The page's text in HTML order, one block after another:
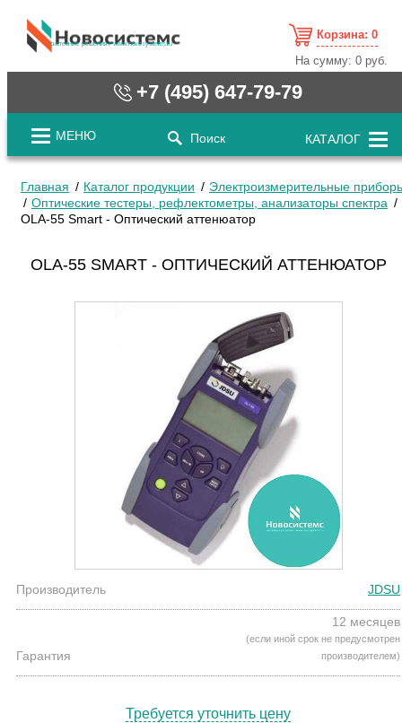
cистемные решения / www.novosystems.ru
Корзина: 0
На сумму:0 руб.
+7 (495) 647-79-79
МЕНЮ Поиск КАТАЛОГ
Главная Каталог продукции
Электроизмерительные
Оптические тестеры, рефлектометры, анализаторы спектра
OLA-55 Smart - Оптический аттенюатор
OLA-55 SMART - ОПТИЧЕСКИЙ АТТЕНЮАТОР
Производитель JDSU
Гарантия
12 месяцев
(если иной срок не предусмотрен
производителем)
Требуется уточнить цену